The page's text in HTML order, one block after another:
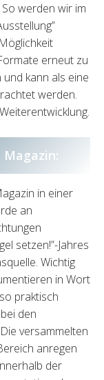
werden wir im
erneut zu
kann als eine
werden.
in einer
an
setzen!”-Jahres
Wichtig
in Wort
praktisch
den
versammelten
anregen
der